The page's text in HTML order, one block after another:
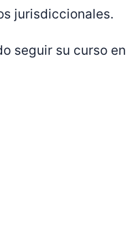
jurisdiccionales.
seguir su curso en